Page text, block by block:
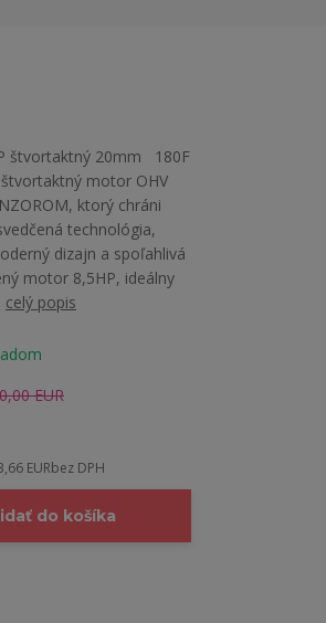
štvortaktný 20mm 180F
motor OHV
ktorý chráni
technológia,
dizajn a spoľahlivá
motor 8,5HP, ideálny
celý popis
EUR
EURbez DPH
do košíka